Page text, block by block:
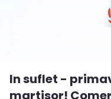
In suflet -
martisor!